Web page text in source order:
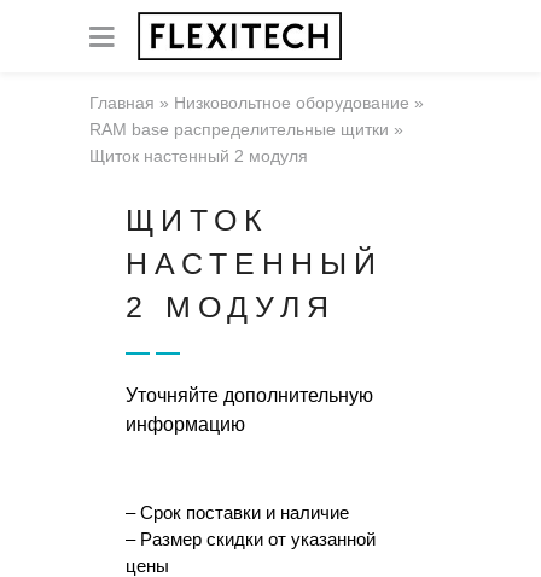
Главная » Низковольтное оборудование »
RAM base распределительные щитки »
Щиток настенный 2 модуля
ЩИТОК
НАСТЕННЫЙ
2 МОДУЛЯ
Уточняйте дополнительную
информацию
– Срок поставки и наличие
– Размер скидки от указанной
цены